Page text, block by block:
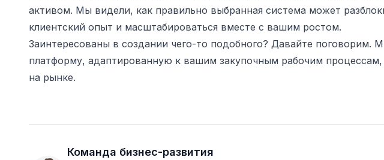
активом. Мы видели, как правильно выбранная система может
клиентский опыт и масштабироваться вместе с вашим ростом.
Заинтересованы в создании чего-то подобного? Давайте поговорим.
платформу, адаптированную к вашим закупочным рабочим
на рынке.
Команда бизнес-развития